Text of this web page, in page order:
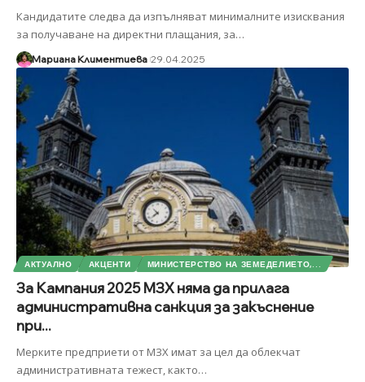
Кандидатите следва да изпълняват минималните изисквания
за получаване на директни плащания, за…
Мариана Климентиева 29.04.2025
АКТУАЛНО АКЦЕНТИ МИНИСТЕРСТВО НА ЗЕМЕДЕЛИЕТО,...
За Кампания 2025 МЗХ няма да прилага
административна санкция за закъснение
при...
Мерките предприети от МЗХ имат за цел да облекчат
административната тежест, както…